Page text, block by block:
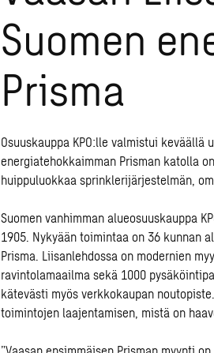
Suomen
Prisma
Osuuskauppa KPO:lle valmistui keväällä
energiatehokkaimman Prisman katolla
huippuluokkaa sprinklerijärjestelmän,
Suomen vanhimman alueosuuskauppa
1905. Nykyään toimintaa on 36 kunnan
Prisma. Liisanlehdossa on modernien
ravintolamaailma sekä 1000
kätevästi myös verkkokaupan
toimintojen laajentamisen, mistä on